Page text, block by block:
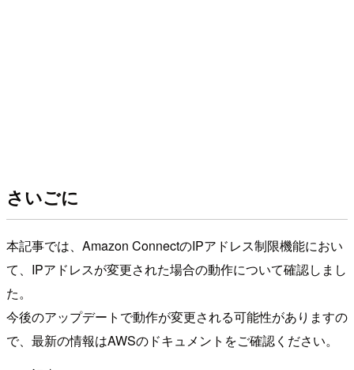
さいごに
本記事では、Amazon ConnectのIPアドレス制限機能におい
て、IPアドレスが変更された場合の動作について確認しまし
た。
今後のアップデートで動作が変更される可能性がありますの
で、最新の情報はAWSのドキュメントをご確認ください。